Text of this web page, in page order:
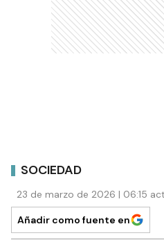
SOCIEDAD
23 de marzo de 2026 | 06:15
Añadir como fuente en